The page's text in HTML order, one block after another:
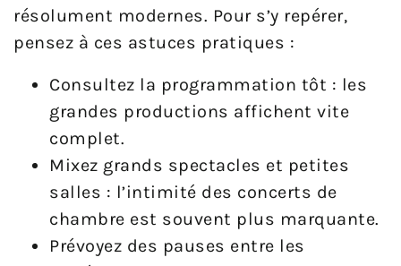
résolument modernes. Pour s’y repérer,
pensez à ces astuces pratiques :
Consultez la programmation tôt : les
grandes productions affichent vite
complet.
Mixez grands spectacles et petites
salles : l’intimité des concerts de
chambre est souvent plus marquante.
Prévoyez des pauses entre les